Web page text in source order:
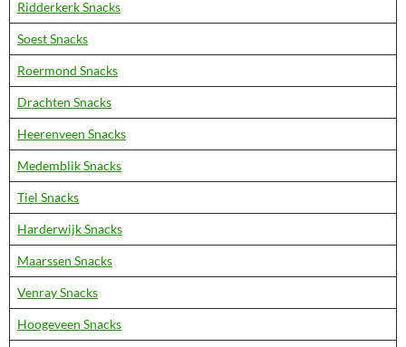
Ridderkerk Snacks
Soest Snacks
Roermond Snacks
Drachten Snacks
Heerenveen Snacks
Medemblik Snacks
Tiel Snacks
Harderwijk Snacks
Maarssen Snacks
Venray Snacks
Hoogeveen Snacks